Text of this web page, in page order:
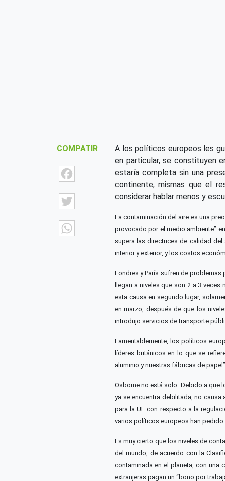
COMPATIR
Facebook
Twitter
WhatsApp
A los políticos europeos les
en particular, se constituyen
estaría completa sin una
continente, mismas que el
considerar hablar menos y
La contaminación del aire es una
provocado por el medio ambiente”
supera las directrices de calidad del
interior y exterior, y los costos
Londres y París sufren de problemas
llegan a niveles que son 2 a 3 veces
esta causa en segundo lugar,
en marzo, después de que los
introdujo servicios de transporte
Lamentablemente, los políticos
líderes británicos en lo que se
aluminio y nuestras fábricas de
Osborne no está solo. Debido a que
ya se encuentra debilitada, no
para la UE con respecto a la
varios políticos europeos han pedido
Es muy cierto que los niveles de
del mundo, de acuerdo con la
contaminada en el planeta, con una
extranjeras pagan un “bono por